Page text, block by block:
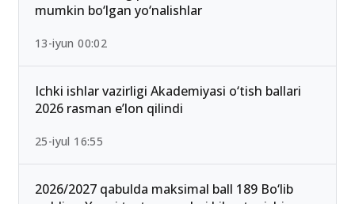
Qabul-2026: Eng past o‘tish ballari bilan kirish
mumkin bo‘lgan yo‘nalishlar
13-iyun 00:02
Ichki ishlar vazirligi Akademiyasi o‘tish ballari
2026 rasman e’lon qilindi
25-iyul 16:55